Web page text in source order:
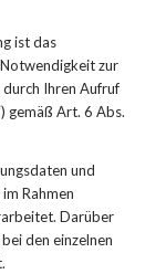
ist das
zur
Ihren Aufruf
gemäß Art. 6 Abs.
und
Rahmen
Darüber
den einzelnen